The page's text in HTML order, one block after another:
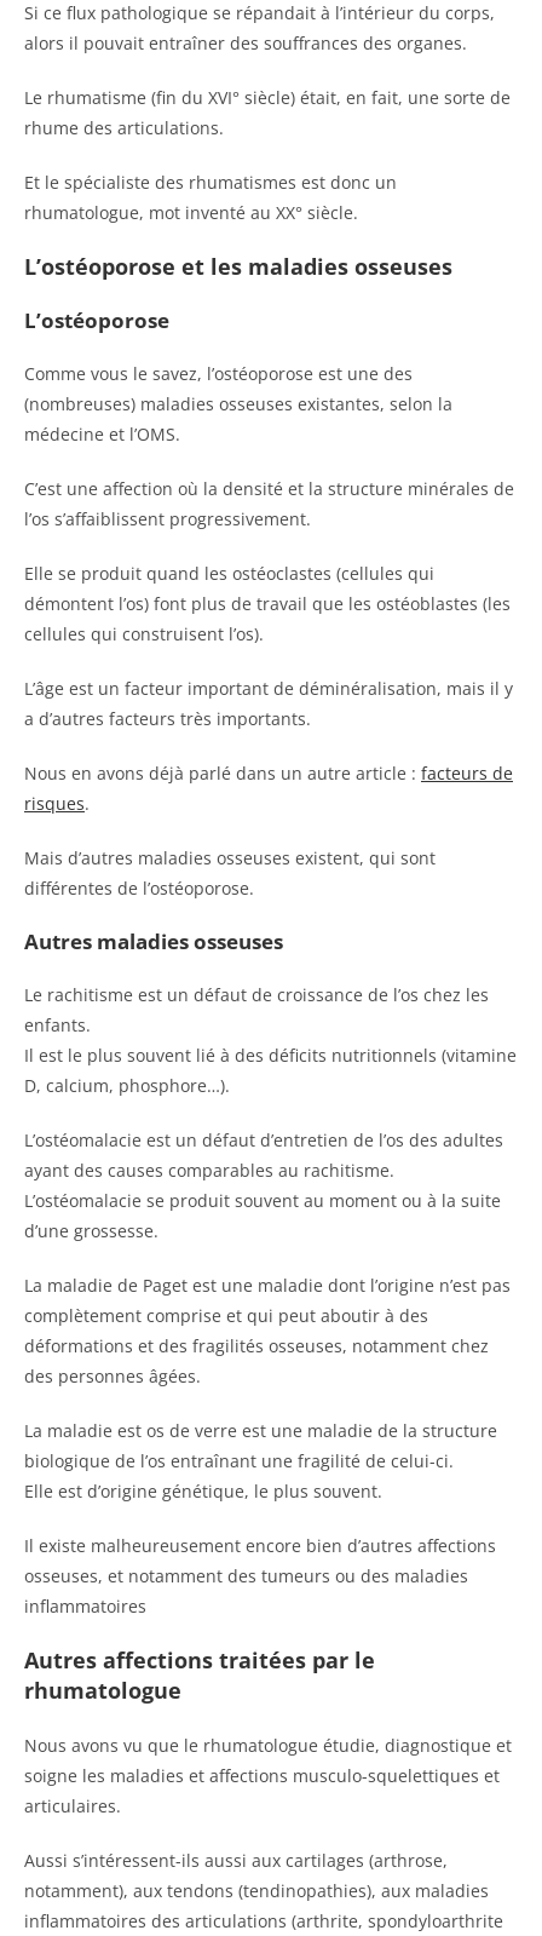
Si ce flux pathologique se répandait à l’intérieur du corps,
alors il pouvait entraîner des souffrances des organes.
Le rhumatisme (fin du XVI° siècle) était, en fait, une sorte de
rhume des articulations.
Et le spécialiste des rhumatismes est donc un
rhumatologue, mot inventé au XX° siècle.
L’ostéoporose et les maladies osseuses
L’ostéoporose
Comme vous le savez, l’ostéoporose est une des
(nombreuses) maladies osseuses existantes, selon la
médecine et l’OMS.
C’est une affection où la densité et la structure minérales de
l’os s’affaiblissent progressivement.
Elle se produit quand les ostéoclastes (cellules qui
démontent l’os) font plus de travail que les ostéoblastes (les
cellules qui construisent l’os).
L’âge est un facteur important de déminéralisation, mais il y
a d’autres facteurs très importants.
Nous en avons déjà parlé dans un autre article : facteurs de
risques.
Mais d’autres maladies osseuses existent, qui sont
différentes de l’ostéoporose.
Autres maladies osseuses
Le rachitisme est un défaut de croissance de l’os chez les
enfants.
Il est le plus souvent lié à des déficits nutritionnels (vitamine
D, calcium, phosphore…).
L’ostéomalacie est un défaut d’entretien de l’os des adultes
ayant des causes comparables au rachitisme.
L’ostéomalacie se produit souvent au moment ou à la suite
d’une grossesse.
La maladie de Paget est une maladie dont l’origine n’est pas
complètement comprise et qui peut aboutir à des
déformations et des fragilités osseuses, notamment chez
des personnes âgées.
La maladie est os de verre est une maladie de la structure
biologique de l’os entraînant une fragilité de celui-ci.
Elle est d’origine génétique, le plus souvent.
Il existe malheureusement encore bien d’autres affections
osseuses, et notamment des tumeurs ou des maladies
inflammatoires
Autres affections traitées par le
rhumatologue
Nous avons vu que le rhumatologue étudie, diagnostique et
soigne les maladies et affections musculo-squelettiques et
articulaires.
Aussi s’intéressent-ils aussi aux cartilages (arthrose,
notamment), aux tendons (tendinopathies), aux maladies
inflammatoires des articulations (arthrite, spondyloarthrite